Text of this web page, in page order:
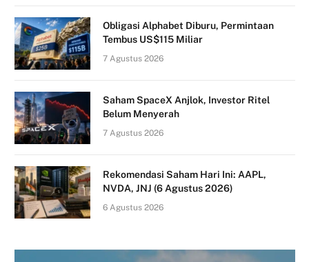
Obligasi Alphabet Diburu, Permintaan
Tembus US$115 Miliar
7 Agustus 2026
Saham SpaceX Anjlok, Investor Ritel
Belum Menyerah
7 Agustus 2026
Rekomendasi Saham Hari Ini: AAPL,
NVDA, JNJ (6 Agustus 2026)
6 Agustus 2026